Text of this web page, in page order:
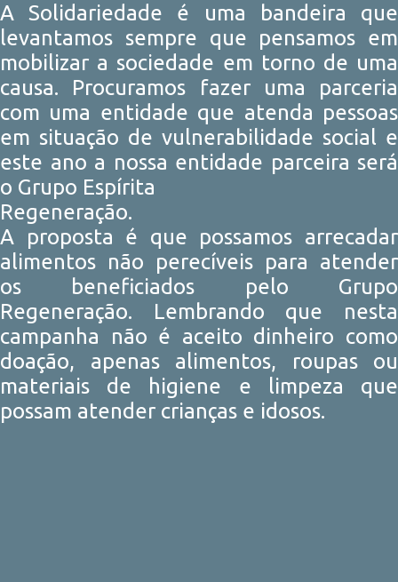
A Solidariedade é uma bandeira que
levantamos sempre que pensamos em
mobilizar a sociedade em torno de uma
causa. Procuramos fazer uma parceria
com uma entidade que atenda pessoas
em situação de vulnerabilidade social e
este ano a nossa entidade parceira será
o Grupo Espírita
Regeneração.
A proposta é que possamos arrecadar
alimentos não perecíveis para atender
os beneficiados pelo Grupo
Regeneração. Lembrando que nesta
campanha não é aceito dinheiro como
doação, apenas alimentos, roupas ou
materiais de higiene e limpeza que
possam atender crianças e idosos.